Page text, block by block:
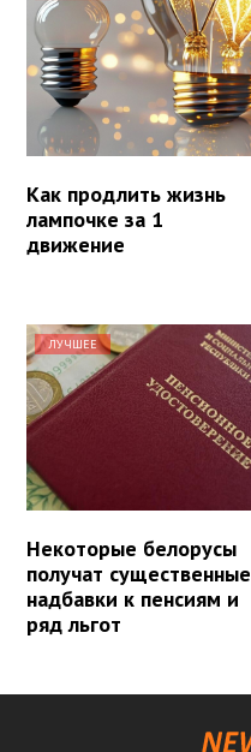
Как продлить жизнь
лампочке за 1
движение
ЛУЧШЕЕ
Некоторые белорусы
получат существенные
надбавки к пенсиям и
ряд льгот